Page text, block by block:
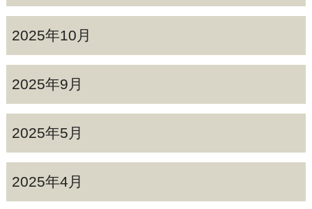
2025年10月
2025年9月
2025年5月
2025年4月